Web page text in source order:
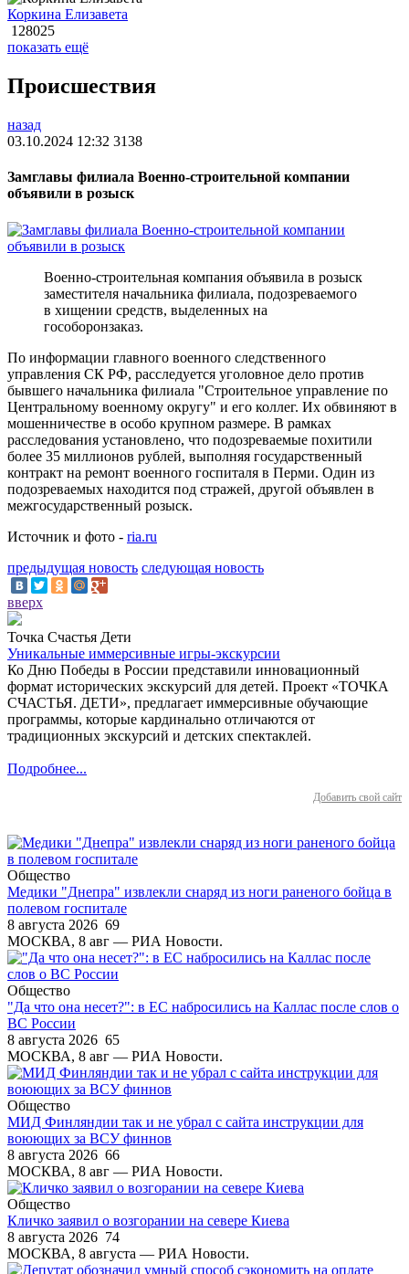
Коркина Елизавета
128025
показать ещё
Происшествия
назад
03.10.2024 12:32 3138
Замглавы филиала Военно-строительной компании
объявили в розыск
Военно-строительная компания объявила в розыск
заместителя начальника филиала, подозреваемого
в хищении средств, выделенных на
гособоронзаказ.
По информации главного военного следственного
управления СК РФ, расследуется уголовное дело против
бывшего начальника филиала "Строительное управление по
Центральному военному округу" и его коллег. Их обвиняют в
мошенничестве в особо крупном размере. В рамках
расследования установлено, что подозреваемые похитили
более 35 миллионов рублей, выполняя государственный
контракт на ремонт военного госпиталя в Перми. Один из
подозреваемых находится под стражей, другой объявлен в
межгосударственный розыск.
Источник и фото - ria.ru
предыдущая новость следующая новость
вверх
Точка Счастья Дети
Уникальные иммерсивные игры-экскурсии
Ко Дню Победы в России представили инновационный
формат исторических экскурсий для детей. Проект «ТОЧКА
СЧАСТЬЯ. ДЕТИ», предлагает иммерсивные обучающие
программы, которые кардинально отличаются от
традиционных экскурсий и детских спектаклей.
Подробнее...
Добавить свой сайт
Общество
Медики "Днепра" извлекли снаряд из ноги раненого бойца в
полевом госпитале
8 августа 2026 69
МОСКВА, 8 авг — РИА Новости.
Общество
"Да что она несет?": в ЕС набросились на Каллас после слов о
ВС России
8 августа 2026 65
МОСКВА, 8 авг — РИА Новости.
Общество
МИД Финляндии так и не убрал с сайта инструкции для
воюющих за ВСУ финнов
8 августа 2026 66
МОСКВА, 8 авг — РИА Новости.
Общество
Кличко заявил о возгорании на севере Киева
8 августа 2026 74
МОСКВА, 8 августа — РИА Новости.